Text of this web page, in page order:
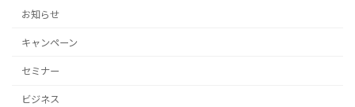
お知らせ
キャンペーン
セミナー
ビジネス